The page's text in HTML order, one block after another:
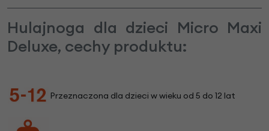
Hulajnoga dla dzieci Micro Maxi
Deluxe, cechy produktu:
Przeznaczona dla dzieci w wieku od 5 do 12 lat